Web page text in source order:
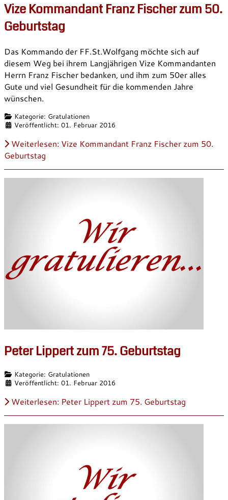
Vize Kommandant Franz Fischer zum 50.
Geburtstag
Das Kommando der FF.St.Wolfgang möchte sich auf
diesem Weg bei ihrem Langjährigen Vize Kommandanten
Herrn Franz Fischer bedanken, und ihm zum 50er alles
Gute und viel Gesundheit für die kommenden Jahre
wünschen.
DetailsKategorie: Gratulationen
Veröffentlicht: 01. Februar 2016
Weiterlesen: Vize Kommandant Franz Fischer zum 50.
Geburtstag
Peter Lippert zum 75. Geburtstag
DetailsKategorie: Gratulationen
Veröffentlicht: 01. Februar 2016
Weiterlesen: Peter Lippert zum 75. Geburtstag